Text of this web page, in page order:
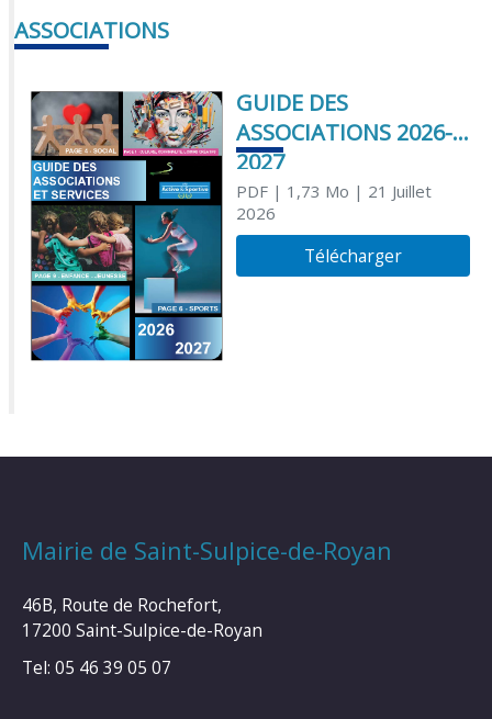
ASSOCIATIONS
GUIDE DES
ASSOCIATIONS 2026-
2027
PDF| 1,73 Mo | 21 Juillet
2026
Télécharger
Mairie de Saint-Sulpice-de-Royan
46B, Route de Rochefort,
17200 Saint-Sulpice-de-Royan
Tel: 05 46 39 05 07